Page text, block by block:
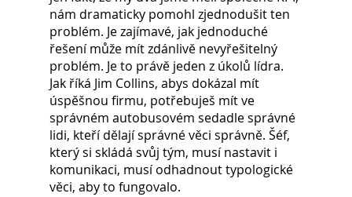
nám dramaticky pomohl zjednodušit ten
problém. Je zajímavé, jak jednoduché
řešení může mít zdánlivě nevyřešitelný
problém. Je to právě jeden z úkolů lídra.
Jak říká Jim Collins, abys dokázal mít
úspěšnou firmu, potřebuješ mít ve
správném autobusovém sedadle správné
lidi, kteří dělají správné věci správně. Šéf,
který si skládá svůj tým, musí nastavit i
komunikaci, musí odhadnout typologické
věci, aby to fungovalo.